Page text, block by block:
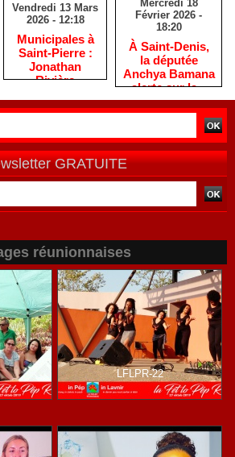
Vendredi 13 Mars
2026 - 12:18
​Municipales à
Saint-Pierre :
Jonathan
Rivière
habitants après
de terrain
Mercredi 18
Février 2026 -
18:20
​À Saint-Denis,
la députée
Anchya Bamana
alerte sur la «
double peine »
vécue par
GRATUITE
réunionnaises
LFLPR-22